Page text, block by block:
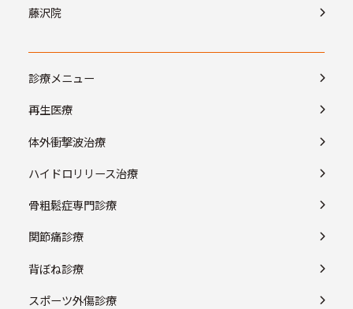
藤沢院
診療メニュー
再生医療
体外衝撃波治療
ハイドロリリース治療
骨粗鬆症専門診療
関節痛診療
背ぼね診療
スポーツ外傷診療